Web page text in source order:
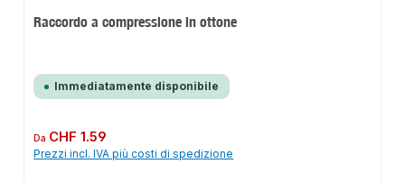
Raccordo a compressione in ottone
Immediatamente disponibile
Prezzo normale:
Da CHF 1.59
Prezzi incl. IVA più costi di spedizione